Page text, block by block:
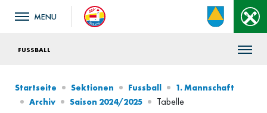
FUSSBALL
Startseite Sektionen Fussball
1. Mannschaft
Archiv
Saison 2024/2025 Tabelle